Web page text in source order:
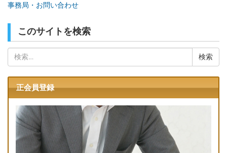
事務局・お問い合わせ
このサイトを検索
索:
正会員登録